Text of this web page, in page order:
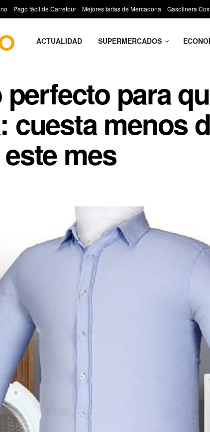
Pago fácil de Carrefour Mejores tartas de Mercadona Gasolinera
ACTUALIDAD SUPERMERCADOS
para
cuesta menos
mes